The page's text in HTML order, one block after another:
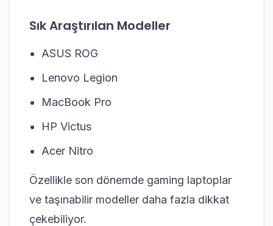
Sık Araştırılan Modeller
ASUS ROG
Lenovo Legion
MacBook Pro
HP Victus
Acer Nitro
Özellikle son dönemde gaming laptoplar
ve taşınabilir modeller daha fazla dikkat
çekebiliyor.